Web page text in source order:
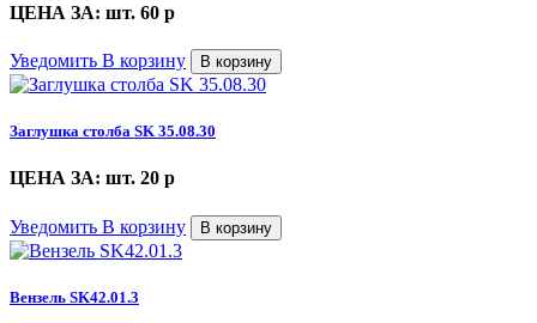
ЦЕНА ЗА: шт. 60 p
Уведомить В корзину В корзину
Заглушка столба SK 35.08.30
ЦЕНА ЗА: шт. 20 p
Уведомить В корзину В корзину
Вензель SK42.01.3